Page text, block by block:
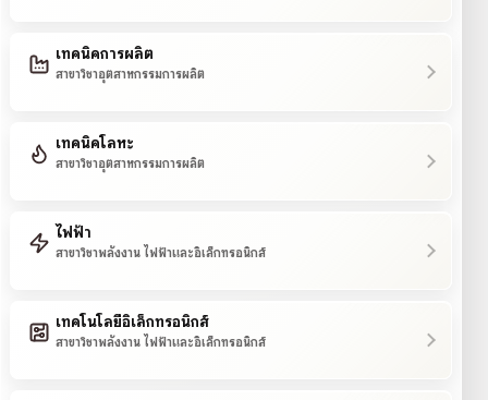
เทคนิคการผลิต
สาขาวิชาอุตสาหกรรมการผลิต
เทคนิคโลหะ
สาขาวิชาอุตสาหกรรมการผลิต
ไฟฟ้า
สาขาวิชาพลังงาน ไฟฟ้าและอิเล็กทรอนิกส์
เทคโนโลยีอิเล็กทรอนิกส์
สาขาวิชาพลังงาน ไฟฟ้าและอิเล็กทรอนิกส์